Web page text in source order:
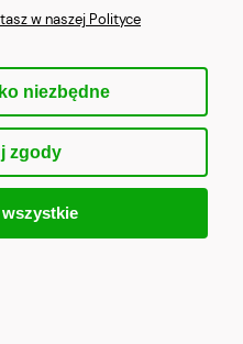
Shoper.pl
w naszej Polityce
niezbędne
zgody